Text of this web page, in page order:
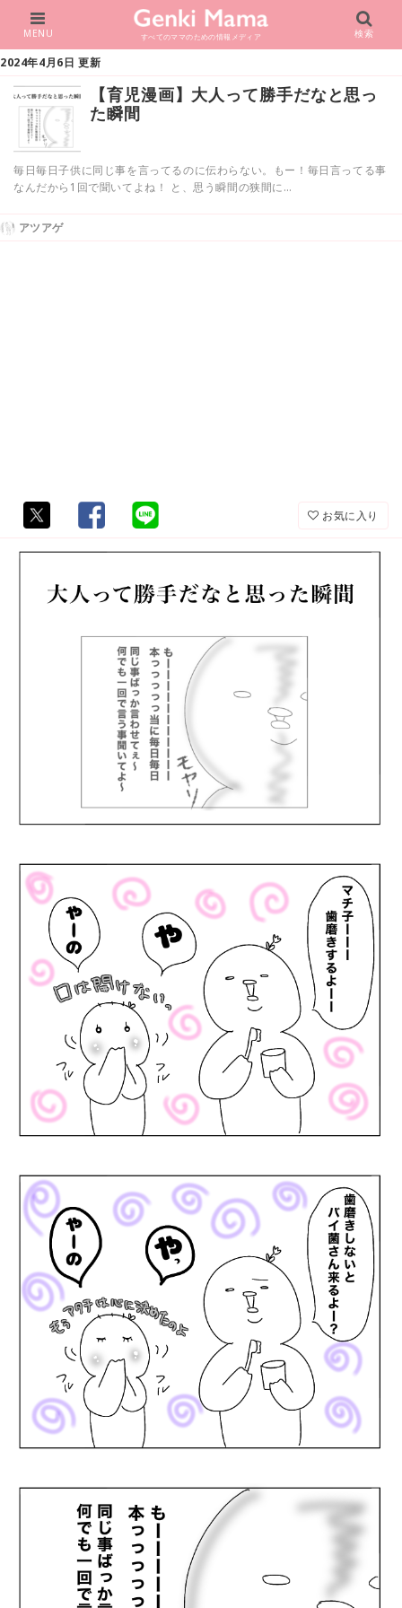
すべてのママのための情報メディア
MENU 検索
2024年4月6日 更新
【育児漫画】大人って勝手だなと思っ
た瞬間
毎日毎日子供に同じ事を言ってるのに伝わらない。もー！毎日言ってる事
なんだから1回で聞いてよね！ と、思う瞬間の狭間に…
アツアゲ
お気に入り